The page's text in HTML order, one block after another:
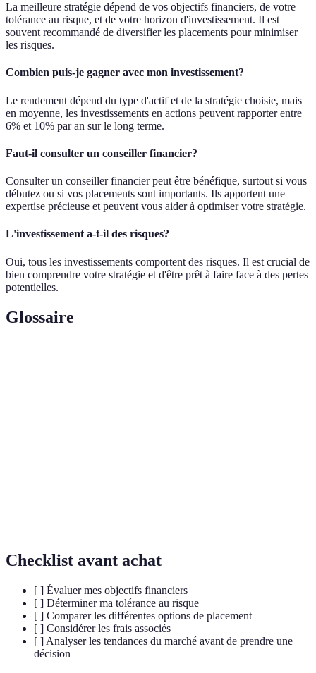
La meilleure stratégie dépend de vos objectifs financiers, de votre
tolérance au risque, et de votre horizon d'investissement. Il est
souvent recommandé de diversifier les placements pour minimiser
les risques.
Combien puis-je gagner avec mon investissement?
Le rendement dépend du type d'actif et de la stratégie choisie, mais
en moyenne, les investissements en actions peuvent rapporter entre
6% et 10% par an sur le long terme.
Faut-il consulter un conseiller financier?
Consulter un conseiller financier peut être bénéfique, surtout si vous
débutez ou si vos placements sont importants. Ils apportent une
expertise précieuse et peuvent vous aider à optimiser votre stratégie.
L'investissement a-t-il des risques?
Oui, tous les investissements comportent des risques. Il est crucial de
bien comprendre votre stratégie et d'être prêt à faire face à des pertes
potentielles.
Glossaire
Checklist avant achat
[ ] Évaluer mes objectifs financiers
[ ] Déterminer ma tolérance au risque
[ ] Comparer les différentes options de placement
[ ] Considérer les frais associés
[ ] Analyser les tendances du marché avant de prendre une
décision